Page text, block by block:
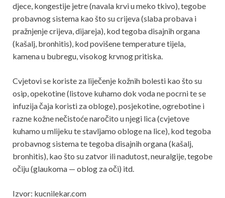
djece, kongestije jetre (navala krvi u meko tkivo), tegobe
probavnog sistema kao što su crijeva (slaba probava i
pražnjenje crijeva, dijareja), kod tegoba disajnih organa
(kašalj, bronhitis), kod povišene temperature tijela,
kamena u bubregu, visokog krvnog pritiska.
Cvjetovi se koriste za liječenje kožnih bolesti kao što su
osip, opekotine (listove kuhamo dok voda ne pocrni te se
infuzija čaja koristi za obloge), posjekotine, ogrebotine i
razne kožne nečistoće naročito u njegi lica (cvjetove
kuhamo u mlijeku te stavljamo obloge na lice), kod tegoba
probavnog sistema te tegoba disajnih organa (kašalj,
bronhitis), kao što su zatvor ili nadutost, neuralgije, tegobe
očiju (glaukoma — oblog za oči) itd.
Izvor: kucnilekar.com